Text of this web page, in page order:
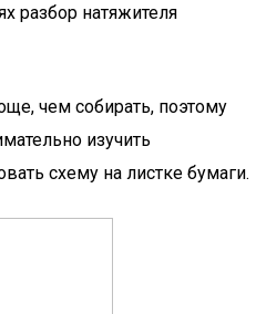
разбор натяжителя
чем собирать, поэтому
изучить
схему на листке бумаги.